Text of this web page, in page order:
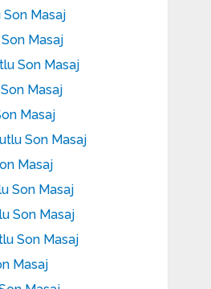
Son Masaj
Masaj
Son Masaj
Masaj
Masaj
Son Masaj
Masaj
Son Masaj
Son Masaj
Son Masaj
Masaj